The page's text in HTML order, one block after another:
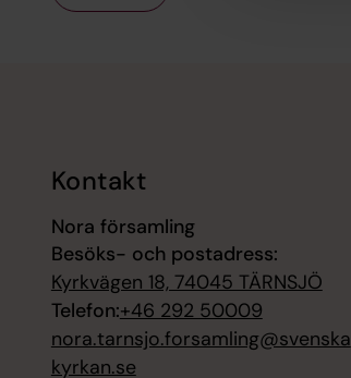
Kontakt
Nora församling
Besöks- och postadress:
Kyrkvägen 18, 74045 TÄRNSJÖ
Telefon:+46 292 50009
nora.tarnsjo.forsamling@svenska
kyrkan.se